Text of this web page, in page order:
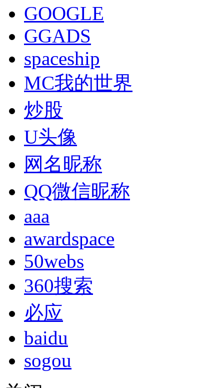
GOOGLE
GGADS
spaceship
MC我的世界
炒股
U头像
网名昵称
QQ微信昵称
aaa
awardspace
50webs
360搜索
必应
baidu
sogou